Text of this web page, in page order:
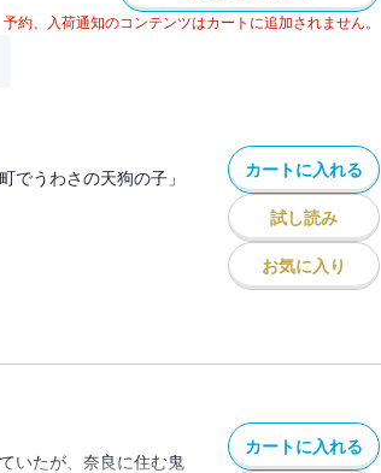
約、入荷通知のコンテンツはカートに追加されません。
でうわさの天狗の子」
姿になってしまった秋
カートに入れる
試し読み
お気に入り
いたが、奈良に住む鬼
カートに入れる